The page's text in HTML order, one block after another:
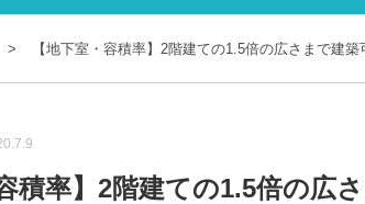
【地下室・容積率】2階建ての1.5倍の広さまで建築
積率】2階建ての1.5倍の広